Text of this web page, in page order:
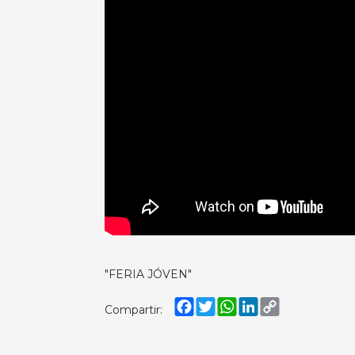
"FERIA JÓVEN"
Compartir:
Facebook
TwitterWhatsApp
LinkedInCopy